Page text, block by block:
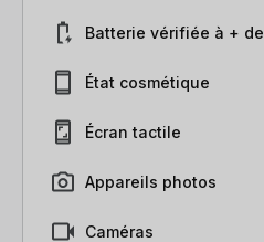
Batterie vérifiée à +
État cosmétique
Écran tactile
Appareils photos
Caméras